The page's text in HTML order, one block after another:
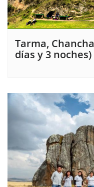
Tarma,
días y 3 noches)